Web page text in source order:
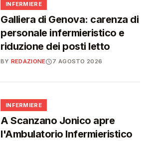
INFERMIERE
Galliera di Genova: carenza di
personale infermieristico e
riduzione dei posti letto
BY REDAZIONE 7 AGOSTO 2026
INFERMIERE
A Scanzano Jonico apre
l'Ambulatorio Infermieristico